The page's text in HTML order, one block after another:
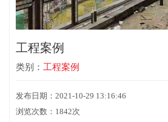
工程案例
类别： 工程案例
发布日期：2021-10-29 13:16:46
浏览次数：1842次